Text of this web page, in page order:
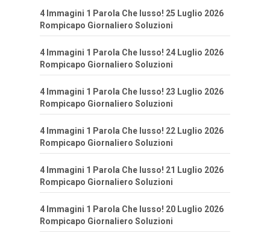
4 Immagini 1 Parola Che lusso! 25 Luglio 2026
Rompicapo Giornaliero Soluzioni
4 Immagini 1 Parola Che lusso! 24 Luglio 2026
Rompicapo Giornaliero Soluzioni
4 Immagini 1 Parola Che lusso! 23 Luglio 2026
Rompicapo Giornaliero Soluzioni
4 Immagini 1 Parola Che lusso! 22 Luglio 2026
Rompicapo Giornaliero Soluzioni
4 Immagini 1 Parola Che lusso! 21 Luglio 2026
Rompicapo Giornaliero Soluzioni
4 Immagini 1 Parola Che lusso! 20 Luglio 2026
Rompicapo Giornaliero Soluzioni